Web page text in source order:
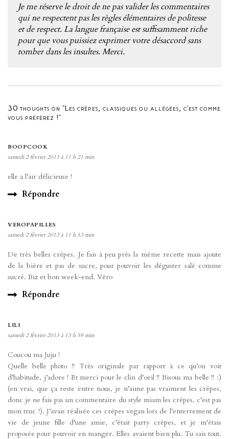
Je me réserve le droit de ne pas valider les commentaires
qui ne respectent pas les règles élémentaires de politesse
et de respect. La langue française est suffisamment riche
pour que vous puissiez exprimer votre désaccord sans
tomber dans les insultes. Merci.
30 thoughts on “Les crêpes, classiques ou allégées, c’est comme
vous préférez !”
BOOPCOOK
samedi 2 février 2013 à 11 h 21 min
elle a l’air délicieuse !
Répondre
VEROPAPILLES
samedi 2 février 2013 à 11 h 53 min
De très belles crêpes. Je fais à peu près la même recette mais ajoute
de la bière et pas de sucre, pour pouvoir les déguster salé comme
sucré. Biz et bon week-end. Véro
Répondre
LILI
samedi 2 février 2013 à 13 h 59 min
Coucou ma Juju !
Quelle belle photo !! Très originale par rapport à ce qu’on voit
d’habitude, j’adore ! Et merci pour le clin d’oeil !! Bisous ma belle !! :)
(en vrai, que ça reste entre nous, je n’aime pas vraiment les crêpes,
donc je ne fais pas un commentaire du style miam les crêpes, c’est pas
mon truc !). J’avais réalisée ces crêpes vegan lors de l’enterrement de
vie de jeune fille d’une amie, c’était party crêpes, et je m’étais
proposée pour pouvoir en manger. Elles avaient bien plu. Tu sais tout.